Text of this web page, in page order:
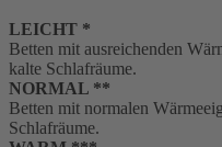
LEICHT *
Betten mit ausreichenden
kalte Schlafräume.
NORMAL **
Betten mit normalen
Schlafräume.